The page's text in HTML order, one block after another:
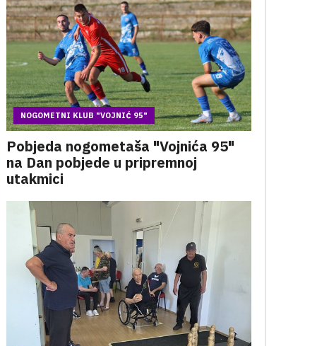
NOGOMETNI KLUB "VOJNIĆ 95"
Pobjeda nogometaša "Vojnića 95"
na Dan pobjede u pripremnoj
utakmici